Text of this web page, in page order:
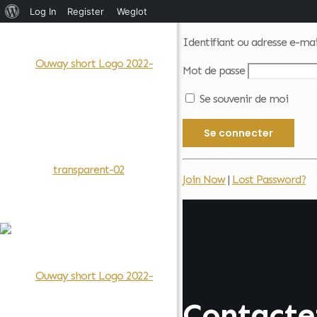
Identifiant ou adresse e-
Mot de passe
Se souvenir de moi
Join Now| Lost Password?
Log In Register Weglot